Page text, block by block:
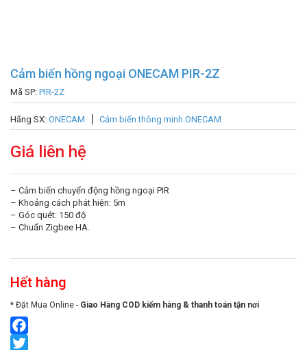
Cảm biến hồng ngoại ONECAM PIR-2Z
Mã SP: PIR-2Z
Hãng SX: ONECAM Cảm biến thông minh ONECAM
Giá liên hệ
– Cảm biến chuyển động hồng ngoại PIR
– Khoảng cách phát hiện: 5m
– Góc quét: 150 độ
– Chuẩn Zigbee HA.
Hết hàng
* Đặt Mua Online - Giao Hàng COD kiểm hàng & thanh toán tận nơi
Facebook